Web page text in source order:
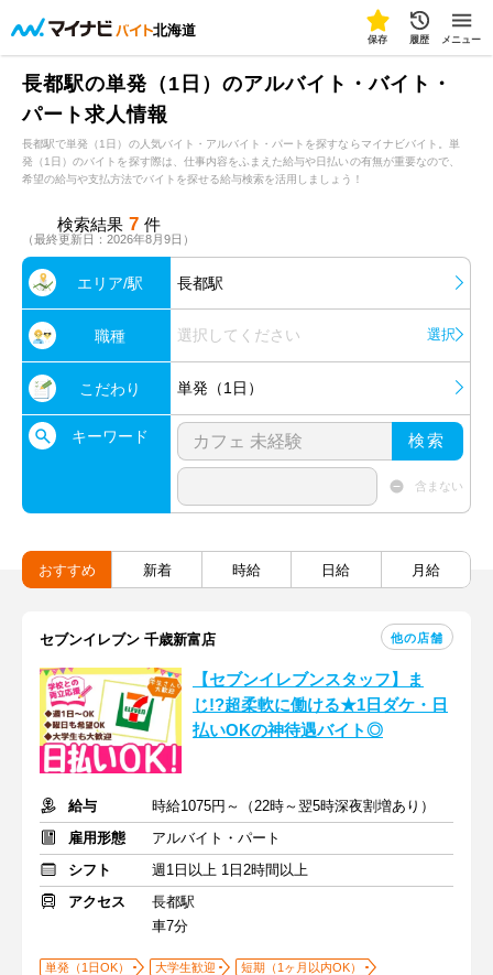
北海道
保存 履歴 メニュー
長都駅の単発（1日）のアルバイト・バイト・
パート求人情報
長都駅で単発（1日）の人気バイト・アルバイト・パートを探すならマイナビバイト。単
発（1日）のバイトを探す際は、仕事内容をふまえた給与や日払いの有無が重要なので、
希望の給与や支払方法でバイトを探せる給与検索を活用しましょう！
検索結果 7 件
（最終更新日：2026年8月9日）
エリア/駅 長都駅
職種 選択してください 選択
こだわり 単発（1日）
キーワード 検索
含まない
おすすめ 新着 時給 日給 月給
セブンイレブン 千歳新富店 他の店舗
【セブンイレブンスタッフ】ま
じ!?超柔軟に働ける★1日ダケ・日
払いOKの神待遇バイト◎
給与
時給1075円～（22時～翌5時深夜割増あり）
雇用形態
アルバイト・パート
シフト
週1日以上 1日2時間以上
アクセス
長都駅
車7分
単発（1日OK） 大学生歓迎
短期（1ヶ月以内OK）